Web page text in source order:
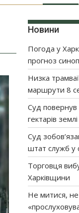
Новини
Погода у
прогноз
Низка
маршрути 8
Суд повернув
гектарів
Суд
штат служб у
Торговця
Харківщини
Не митися, не